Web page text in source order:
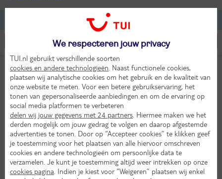
Lijst
10
Uitstekend
Am Brunnen Apartments
TUI classificatie Appartementen
Italië Dolomieten Eisacktal Zuid-Tirol Natz-Schabs
9°
in mrt
Za 13 mrt 2027
4 dagen (3 nachten)
Eigen vervoer
Logies ontbijt
240,-
per persoon
Bekijk
We respecteren jouw privacy
TUI.nl gebruikt verschillende soorten
cookies en andere technologieën . Naast functionele cookies,
plaatsen wij analytische cookies om het gebruik en de kwaliteit van
onze website te meten. Voor een betere gebruikservaring, het
tonen van gepersonaliseerde aanbiedingen en om de ervaring op
social media platformen te verbeteren
delen wij jouw gegevens met 24 partners . Hiermee maken we het
derden mogelijk om jouw gedrag te volgen en daarop afgestemde
advertenties te tonen. Door op “Accepteer cookies” te klikken geef
je toestemming voor het plaatsen van alle hiervoor omschreven
cookies en andere technologieën om persoonlijke data te
verzamelen. Je kunt je toestemming altijd weer intrekken op onze
cookies pagina . Indien je kiest voor “Weigeren” plaatsen wij enkel